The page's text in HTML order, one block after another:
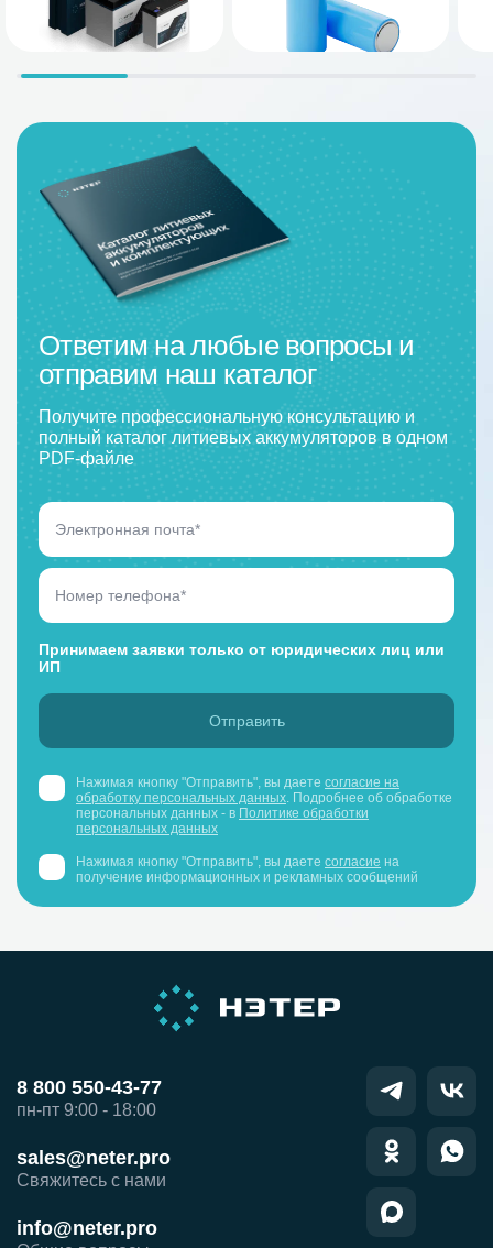
Ответим на любые вопросы и
отправим наш каталог
Получите профессиональную консультацию и
полный каталог литиевых аккумуляторов в одном
PDF-файле
Принимаем заявки только от юридических лиц или
ИП
Нажимая кнопку "Отправить", вы даете согласие на
обработку персональных данных . Подробнее об обработке
персональных данных - в Политике обработки
персональных данных
Нажимая кнопку "Отправить", вы даете согласие на
получение информационных и рекламных сообщений
8 800 550-43-77
пн-пт 9:00 - 18:00
sales@neter.pro
Свяжитесь с нами
info@neter.pro